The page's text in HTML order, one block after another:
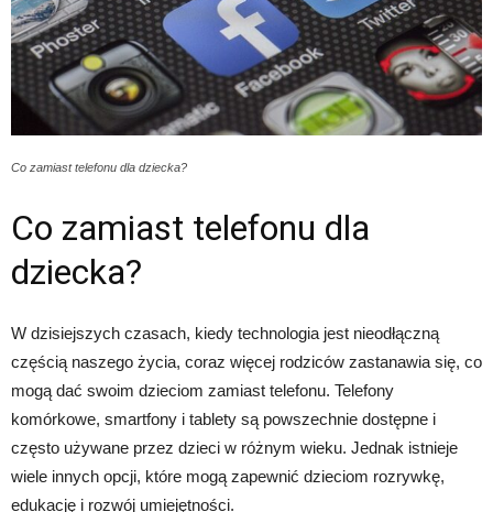
Co zamiast telefonu dla dziecka?
Co zamiast telefonu dla
dziecka?
W dzisiejszych czasach, kiedy technologia jest nieodłączną
częścią naszego życia, coraz więcej rodziców zastanawia się, co
mogą dać swoim dzieciom zamiast telefonu. Telefony
komórkowe, smartfony i tablety są powszechnie dostępne i
często używane przez dzieci w różnym wieku. Jednak istnieje
wiele innych opcji, które mogą zapewnić dzieciom rozrywkę,
edukację i rozwój umiejętności.